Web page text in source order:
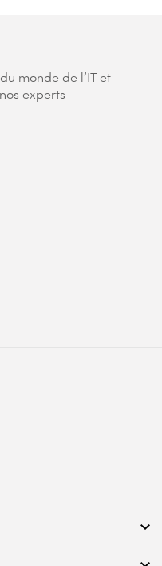
monde de l’IT et
experts